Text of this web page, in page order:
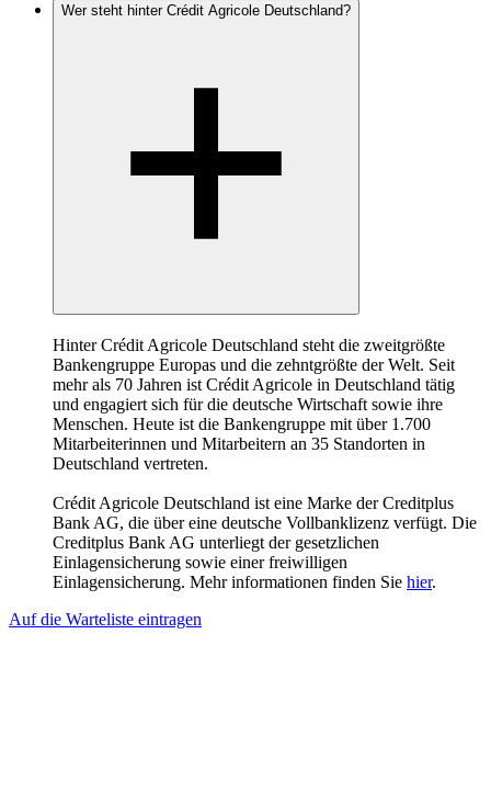
Wer steht hinter Crédit Agricole Deutschland?
Hinter Crédit Agricole Deutschland steht die zweitgrößte
Bankengruppe Europas und die zehntgrößte der Welt. Seit
mehr als 70 Jahren ist Crédit Agricole in Deutschland tätig
und engagiert sich für die deutsche Wirtschaft sowie ihre
Menschen. Heute ist die Bankengruppe mit über 1.700
Mitarbeiterinnen und Mitarbeitern an 35 Standorten in
Deutschland vertreten.
Crédit Agricole Deutschland ist eine Marke der Creditplus
Bank AG, die über eine deutsche Vollbanklizenz verfügt. Die
Creditplus Bank AG unterliegt der gesetzlichen
Einlagensicherung sowie einer freiwilligen
Einlagensicherung. Mehr informationen finden Sie hier.
Auf die Warteliste eintragen